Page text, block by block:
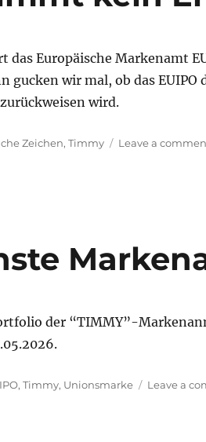
das Europäische Markenamt
gucken wir mal, ob das
wird.
Zeichen,Timmy Leave a
der “TIMMY”-
,Timmy, Unionsmarke Leave a